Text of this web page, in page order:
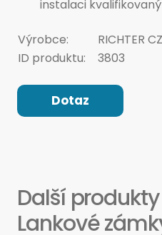
instalaci
Výrobce:
RICHTER
ID produktu:
3803
Dotaz
Další
Lankové